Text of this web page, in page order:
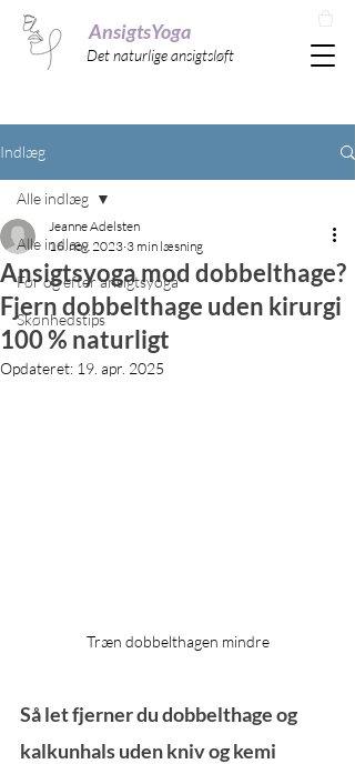
AnsigtsYoga
Det naturlige ansigtsløft
Indlæg
Alle indlæg
Før og efter ansigtsyoga
Skønhedstips
Alle indlæg
Ansigtsyoga mod dobbelthage?
Fjern dobbelthage uden kirurgi
100 % naturligt
Jeanne Adelsten
16. nov. 2023 3 min læsning
Opdateret: 19. apr. 2025
Træn dobbelthagen mindre
Så let fjerner du dobbelthage og
kalkunhals uden kniv og kemi